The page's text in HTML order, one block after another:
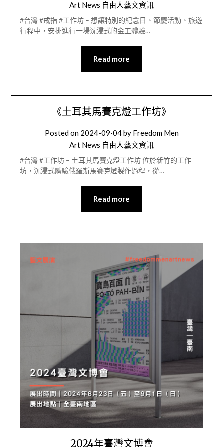
Art News 自由人藝文資訊
#台灣 #戒指 #工作坊 – 想讓特別的紀念日、節慶活動、旅遊
行程中，安排進行一場沈浸式的金工體驗…
Read more
《土耳其馬賽克燈工作坊》
Posted on 2024-09-04by Freedom Men
Art News 自由人藝文資訊
#台灣 #工作坊 – 土耳其馬賽克燈工作坊 位於新竹的工作
坊，沉浸式體驗俄羅斯馬賽克燈製作過程，從…
Read more
2024年臺灣文博會